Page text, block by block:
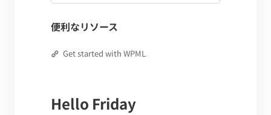
便利なリソース
Get started with WPML
Hello Friday